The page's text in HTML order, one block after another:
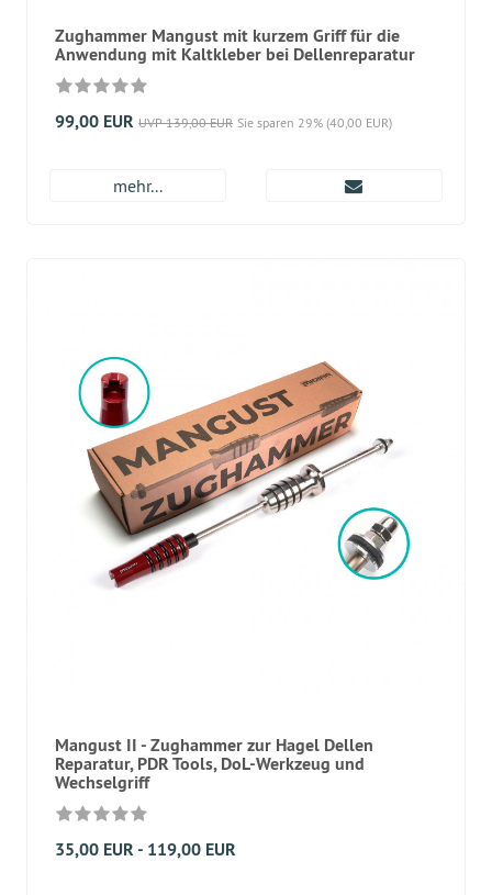
Zughammer Mangust mit kurzem Griff für die
Anwendung mit Kaltkleber bei Dellenreparatur
99,00 EUR UVP 139,00 EUR Sie sparen 29% (40,00 EUR)
mehr...
Mangust II - Zughammer zur Hagel Dellen
Reparatur, PDR Tools, DoL-Werkzeug und
Wechselgriff
35,00 EUR - 119,00 EUR